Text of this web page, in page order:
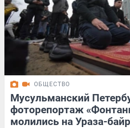
ОБЩЕСТВО
Мусульманский
фоторепортаж
молились на Ураза-